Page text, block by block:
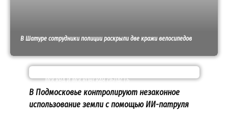
В Шатуре сотрудники полиции раскрыли две кражи велосипедов
МОСКВА И МОСКОВСКАЯ ОБЛАСТЬ
В Подмосковье контролируют незаконное
использование земли с помощью ИИ-патруля